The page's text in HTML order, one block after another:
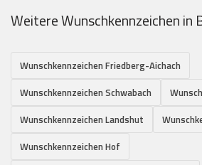
Weitere Wunschkennzeichen in
Wunschkennzeichen Friedberg-Aichach
Wunschkennzeichen Schwabach
Wunschkennzeichen Landshut
Wunschkennzeichen Hof